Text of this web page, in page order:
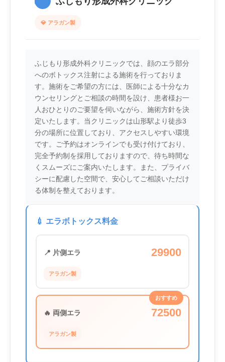
💎 アラガン製
ふじもり形成外科クリニックでは、顔のエラ部分
へのボトックス注射による施術を行っておりま
す。施術をご希望の方には、医師による十分なカ
ウンセリングとご相談の時間を設け、患者様お一
人おひとりのご要望を伺いながら、施術方針を決
定いたします。当クリニックは山形駅より徒歩3
分の場所に位置しており、アクセスしやすい環境
です。ご予約はオンラインでも受け付けており、
完全予約制を採用しておりますので、待ち時間な
くスムーズにご案内いたします。また、プライバ
シーに配慮した空間で、安心してご相談いただけ
る体制を整えております。
💉 エラボトックス料金
📍 片側エラ 29900
アラガン製
おすすめ
🔥 両側エラ 72500
アラガン製